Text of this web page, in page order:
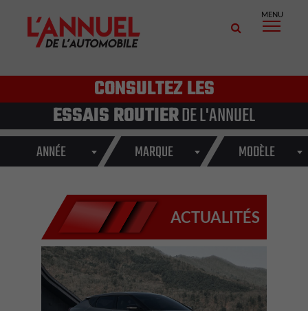
MENU
CONSULTEZ LES
ESSAIS ROUTIERDE L'ANNUEL
ANNÉE MARQUE MODÈLE
ACTUALITÉS